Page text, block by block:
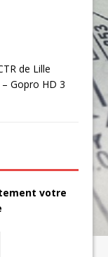
de Lille
Gopro HD 3
votre